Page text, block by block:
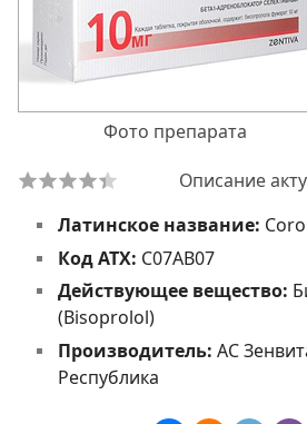
Фото препарата
Описание
Латинское название:
Код АТХ: C07AB07
Действующее вещество:
(Bisoprolol)
Производитель: АС
Республика